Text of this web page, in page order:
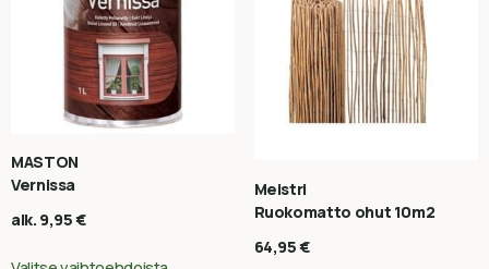
MASTON
Vernissa
alk. 9,95€
Meistri
Ruokomatto ohut 10m2
64,95€